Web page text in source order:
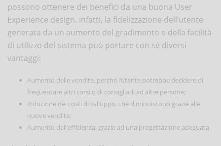
possono ottenere dei benefici da una buona User
Experience design. Infatti, la fidelizzazione dell’utente
generata da un aumento del gradimento e della facilità
di utilizzo del sistema può portare con sé diversi
vantaggi:
Aumento delle vendite, perché l’utente potrebbe decidere di
frequentare altri corsi o di consigliarli ad altre persone;
Riduzione dei costi di sviluppo, che diminuiscono grazie alle
nuove vendite;
Aumento dell’efficienza, grazie ad una progettazione adeguata.